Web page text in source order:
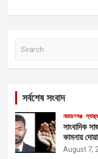
সর্বশেষ সংবাদ
নারায়ণগঞ্জ স্বাস্থ্য
সাংবাদিক
কামনায়
August 7,